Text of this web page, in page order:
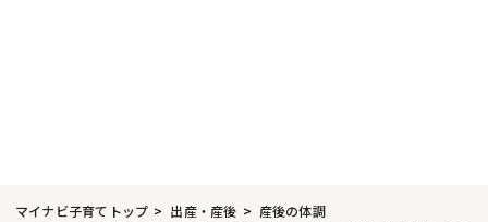
マイナビ子育てトップ 出産・産後
産後の体調